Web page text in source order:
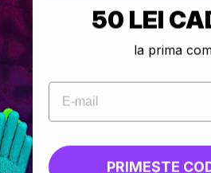
50 LEI
la prima
PRIMEȘTE